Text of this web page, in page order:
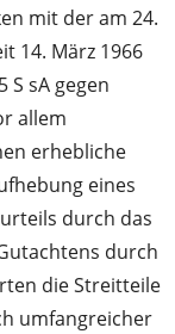
mit der am 24.
14. März 1966
S sA gegen
allem
erhebliche
eines
durch das
durch
die Streitteile
umfangreicher